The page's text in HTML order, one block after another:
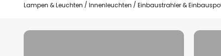
Lampen & Leuchten Innenleuchten Einbaustrahler &
Zum